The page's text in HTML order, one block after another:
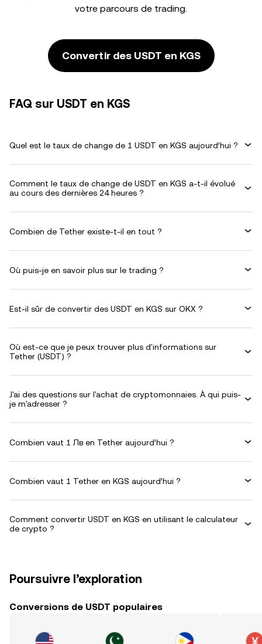
votre parcours de trading.
Convertir des USDT en KGS
FAQ sur USDT en KGS
Quel est le taux de change de 1 USDT en KGS aujourd’hui ?
Comment le taux de change de USDT en KGS a-t-il évolué
au cours des dernières 24 heures ?
Combien de Tether existe-t-il en tout ?
Où puis-je en savoir plus sur le trading ?
Est-il sûr de convertir des USDT en KGS sur OKX ?
Où est-ce que je peux trouver plus d'informations sur
Tether (USDT) ?
J'ai des questions sur l'achat de cryptomonnaies. À qui puis-
je m'adresser ?
Combien vaut 1 Лв en Tether aujourd’hui ?
Combien vaut 1 Tether en KGS aujourd’hui ?
Comment convertir USDT en KGS en utilisant le calculateur
de crypto ?
Poursuivre l’exploration
Conversions de USDT populaires